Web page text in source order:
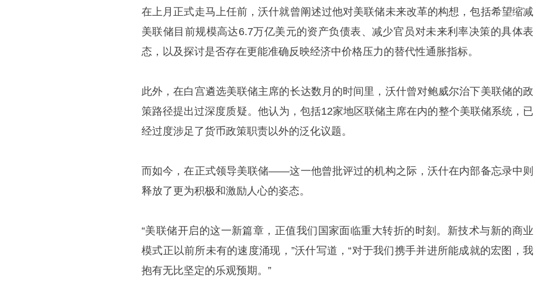
在上月正式走马上任前，沃什就曾阐述过他对美联储未来改革的构想，包括希望缩减
美联储目前规模高达6.7万亿美元的资产负债表、减少官员对未来利率决策的具体表
态，以及探讨是否存在更能准确反映经济中价格压力的替代性通胀指标。
此外，在白宫遴选美联储主席的长达数月的时间里，沃什曾对鲍威尔治下美联储的政
策路径提出过深度质疑。他认为，包括12家地区联储主席在内的整个美联储系统，已
经过度涉足了货币政策职责以外的泛化议题。
而如今，在正式领导美联储——这一他曾批评过的机构之际，沃什在内部备忘录中则
释放了更为积极和激励人心的姿态。
“美联储开启的这一新篇章，正值我们国家面临重大转折的时刻。新技术与新的商业
模式正以前所未有的速度涌现，”沃什写道，“对于我们携手并进所能成就的宏图，我
抱有无比坚定的乐观预期。”